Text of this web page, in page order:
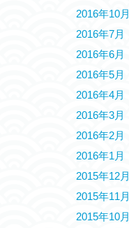
2016年10月
2016年7月
2016年6月
2016年5月
2016年4月
2016年3月
2016年2月
2016年1月
2015年12月
2015年11月
2015年10月